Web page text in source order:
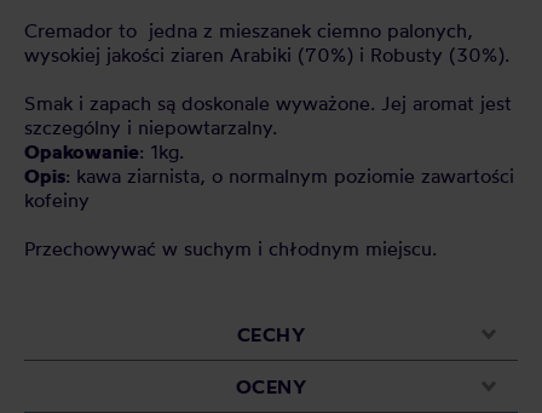
Cremador to jedna z mieszanek ciemno palonych,
wysokiej jakości ziaren Arabiki (70%) i Robusty (30%).
Smak i zapach są doskonale wyważone. Jej aromat jest
szczególny i niepowtarzalny.
Opakowanie: 1kg.
Opis: kawa ziarnista, o normalnym poziomie zawartości
kofeiny
Przechowywać w suchym i chłodnym miejscu.
CECHY
OCENY